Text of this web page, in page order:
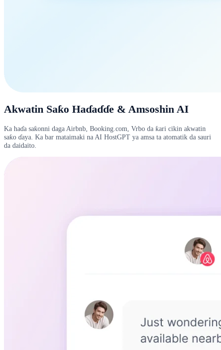
Akwatin Saƙo Haɗaɗɗe & Amsoshin AI
Ka haɗa saƙonni daga Airbnb, Booking.com, Vrbo da ƙari cikin akwatin
saƙo ɗaya. Ka bar mataimaki na AI HostGPT ya amsa ta atomatik da sauri
da daidaito.